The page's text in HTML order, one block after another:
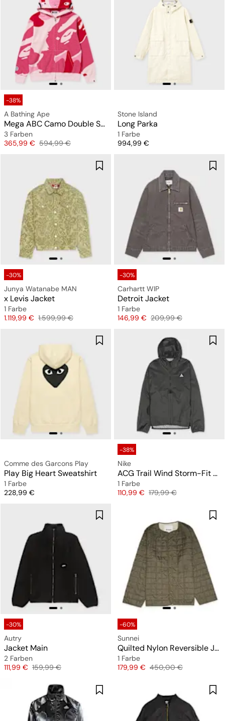
-38%
A Bathing Ape
Mega ABC Camo Double Shark Relaxed Fit Full Zip Hoodie
3 Farben
Preis
365,99 € Originalpreis
594,99 €
Stone Island
Long Parka
1 Farbe
Preis
994,99 €
-30%
Junya Watanabe MAN
x Levis Jacket
1 Farbe
Preis
1.119,99 € Originalpreis
1.599,99 €
-30%
Carhartt WIP
Detroit Jacket
1 Farbe
Preis
146,99 € Originalpreis
209,99 €
Comme des Garcons Play
Play Big Heart Sweatshirt
1 Farbe
Preis
228,99 €
-38%
Nike
ACG Trail Wind Storm-Fit ADV
1 Farbe
Preis
110,99 € Originalpreis
179,99 €
-30%
Autry
Jacket Main
2 Farben
Preis
111,99 € Originalpreis
159,99 €
-60%
Sunnei
Quilted Nylon Reversible Jacket
1 Farbe
Preis
179,99 € Originalpreis
450,00 €